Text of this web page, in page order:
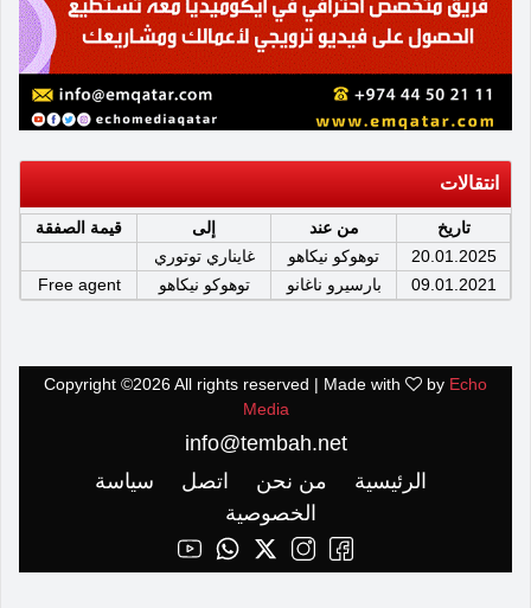
انتقالات
تاريخ من عند إلى
قيمة الصفقة
20.01.2025
توهوكو نيكاهو
غايناري توتوري
09.01.2021
بارسيرو ناغانو توهوكو نيكاهو Free agent
Copyright ©2026 All rights reserved | Made with by Echo
Media
info@tembah.net
الرئيسية
من نحن اتصل
سياسة
الخصوصية